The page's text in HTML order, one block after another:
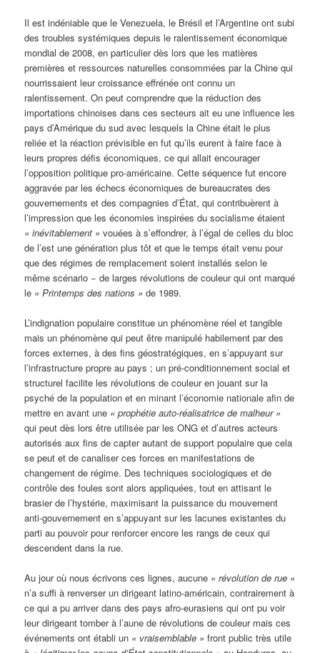
Il est indéniable que le Venezuela, le Brésil et l’Argentine ont subi
des troubles systémiques depuis le ralentissement économique
mondial de 2008, en particulier dès lors que les matières
premières et ressources naturelles consommées par la Chine qui
nourrissaient leur croissance effrénée ont connu un
ralentissement. On peut comprendre que la réduction des
importations chinoises dans ces secteurs ait eu une influence les
pays d’Amérique du sud avec lesquels la Chine était le plus
reliée et la réaction prévisible en fut qu’ils eurent à faire face à
leurs propres défis économiques, ce qui allait encourager
l’opposition politique pro-américaine. Cette séquence fut encore
aggravée par les échecs économiques de bureaucrates des
gouvernements et des compagnies d’État, qui contribuèrent à
l’impression que les économies inspirées du socialisme étaient
«inévitablement » vouées à s’effondrer, à l’égal de celles du bloc
de l’est une génération plus tôt et que le temps était venu pour
que des régimes de remplacement soient installés selon le
même scénario − de larges révolutions de couleur qui ont marqué
le «Printemps des nations » de 1989.
L’indignation populaire constitue un phénomène réel et tangible
mais un phénomène qui peut être manipulé habilement par des
forces externes, à des fins géostratégiques, en s’appuyant sur
l’infrastructure propre au pays ; un pré-conditionnement social et
structurel facilite les révolutions de couleur en jouant sur la
psyché de la population et en minant l’économie nationale afin de
mettre en avant une «prophétie auto-réalisatrice de malheur »
qui peut dès lors être utilisée par les ONG et d’autres acteurs
autorisés aux fins de capter autant de support populaire que cela
se peut et de canaliser ces forces en manifestations de
changement de régime. Des techniques sociologiques et de
contrôle des foules sont alors appliquées, tout en attisant le
brasier de l’hystérie, maximisant la puissance du mouvement
anti-gouvernement en s’appuyant sur les lacunes existantes du
parti au pouvoir pour renforcer encore les rangs de ceux qui
descendent dans la rue.
Au jour où nous écrivons ces lignes, aucune «révolution de rue »
n’a suffi à renverser un dirigeant latino-américain, contrairement à
ce qui a pu arriver dans des pays afro-eurasiens qui ont pu voir
leur dirigeant tomber à l’aune de révolutions de couleur mais ces
événements ont établi un « vraisemblable » front public très utile